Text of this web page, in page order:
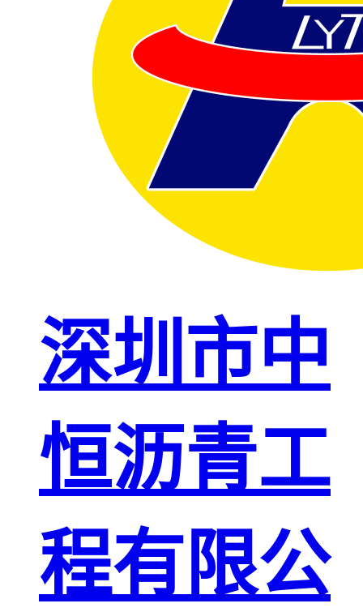
深圳市中
恒沥青工
程有限公